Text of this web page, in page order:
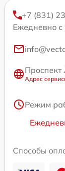
+7 (831)
Ежедневно
Адрес
Режим
Способы